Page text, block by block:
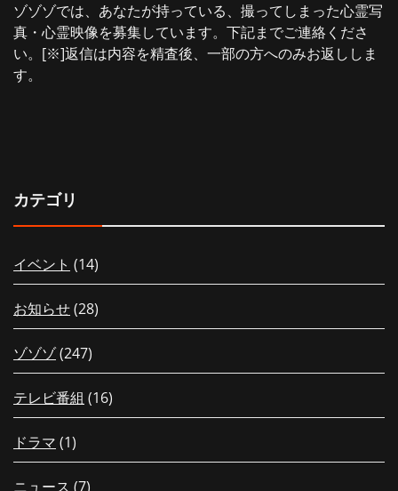
ゾゾゾでは、あなたが持っている、撮ってしまった心霊写
真・心霊映像を募集しています。下記までご連絡くださ
い。[※]返信は内容を精査後、一部の方へのみお返ししま
す。
カテゴリ
イベント (14)
お知らせ(28)
ゾゾゾ(247)
テレビ番組 (16)
ドラマ (1)
ニュース (7)